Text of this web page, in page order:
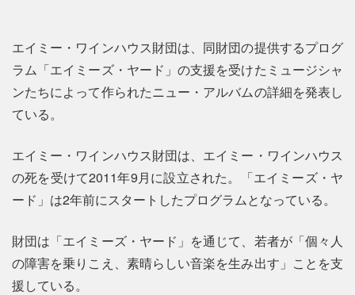
エイミー・ワインハウス財団は、同財団の提供するプログ
ラム「エイミーズ・ヤード」の支援を受けたミュージシャ
ンたちによって作られたニュー・アルバムの詳細を発表し
ている。
エイミー・ワインハウス財団は、エイミー・ワインハウス
の死を受けて2011年9月に設立された。「エイミーズ・ヤ
ード」は2年前にスタートしたプログラムとなっている。
財団は「エイミーズ・ヤード」を通じて、若者が「個々人
の障害を乗りこえ、素晴らしい音楽を生み出す」ことを支
援している。